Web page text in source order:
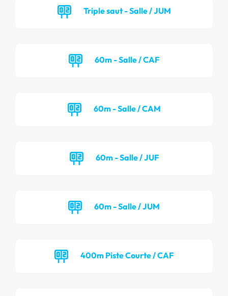
Triple saut - Salle / JUM
60m - Salle / CAF
60m - Salle / CAM
60m - Salle / JUF
60m - Salle / JUM
400m Piste Courte / CAF